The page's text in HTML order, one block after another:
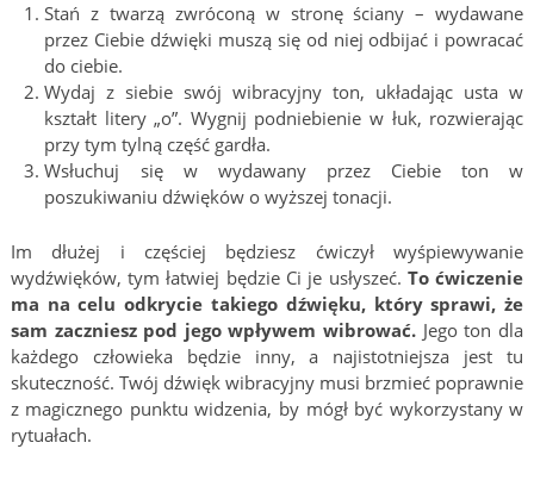
Stań z twarzą zwróconą w stronę ściany – wydawane
przez Ciebie dźwięki muszą się od niej odbijać i powracać
do ciebie.
Wydaj z siebie swój wibracyjny ton, układając usta w
kształt litery „o”. Wygnij podniebienie w łuk, rozwierając
przy tym tylną część gardła.
Wsłuchuj się w wydawany przez Ciebie ton w
poszukiwaniu dźwięków o wyższej tonacji.
Im dłużej i częściej będziesz ćwiczył wyśpiewywanie
wydźwięków, tym łatwiej będzie Ci je usłyszeć. To ćwiczenie
ma na celu odkrycie takiego dźwięku, który sprawi, że
sam zaczniesz pod jego wpływem wibrować. Jego ton dla
każdego człowieka będzie inny, a najistotniejsza jest tu
skuteczność. Twój dźwięk wibracyjny musi brzmieć poprawnie
z magicznego punktu widzenia, by mógł być wykorzystany w
rytuałach.